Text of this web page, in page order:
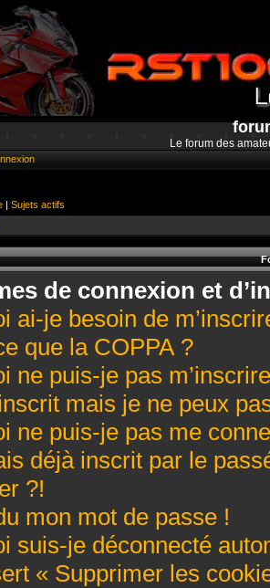
Le forum des
| Sujets actifs
de connexion et
ai-je besoin de
que la COPPA ?
ne puis-je pas
mais je ne peux
ne puis-je pas me
déjà inscrit par le
?!
mon mot de passe !
suis-je déconnecté
« Supprimer les